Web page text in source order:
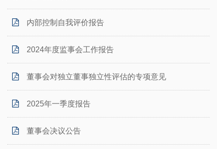
内部控制自我评价报告
2024年度监事会工作报告
董事会对独立董事独立性评估的专项意见
2025年一季度报告
董事会决议公告